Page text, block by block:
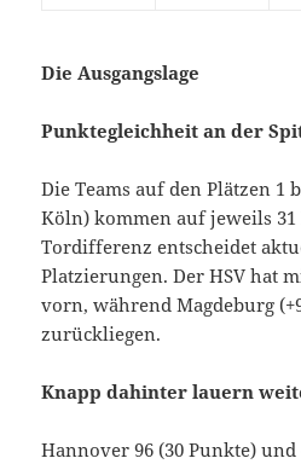
Die Ausgangslage
Punktegleichheit an der
Die Teams auf den Plätzen 1
Köln) kommen auf jeweils
Tordifferenz entscheidet
Platzierungen. Der HSV hat
vorn, während Magdeburg
zurückliegen.
Knapp dahinter lauern
Hannover 96 (30 Punkte)